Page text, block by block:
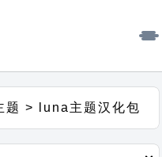
题 > luna主题汉化包